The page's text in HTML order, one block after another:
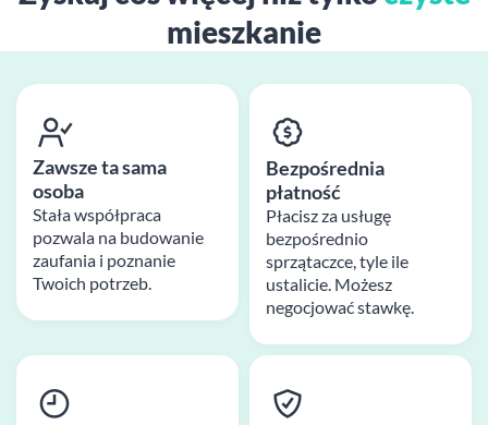
mieszkanie
Zawsze ta sama
osoba
Stała współpraca
pozwala na budowanie
zaufania i poznanie
Twoich potrzeb.
Bezpośrednia
płatność
Płacisz za usługę
bezpośrednio
sprzątaczce, tyle ile
ustalicie. Możesz
negocjować stawkę.